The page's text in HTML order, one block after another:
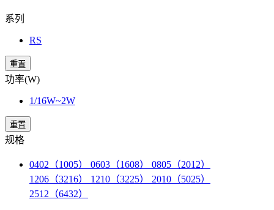
系列
RS
重置
功率(W)
1/16W~2W
重置
规格
0402（1005） 0603（1608） 0805（2012）
1206（3216） 1210（3225） 2010（5025）
2512（6432）